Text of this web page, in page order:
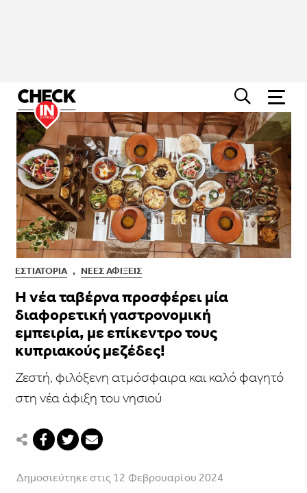
ΕΣΤΙΑΤΌΡΙΑ , ΝΈΕΣ ΑΦΊΞΕΙΣ
Η νέα ταβέρνα προσφέρει μία
διαφορετική γαστρονομική
εμπειρία, με επίκεντρο τους
κυπριακούς μεζέδες!
Ζεστή, φιλόξενη ατμόσφαιρα και καλό φαγητό
στη νέα άφιξη του νησιού
Δημοσιεύτηκε στις 12 Φεβρουαρίου 2024